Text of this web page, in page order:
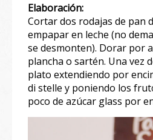
Elaboración:
Cortar dos rodajas de pan
empapar en leche (no
se desmonten). Dorar por
plancha o sartén. Una vez
plato extendiendo por
di stelle y poniendo los
poco de azúcar glass por